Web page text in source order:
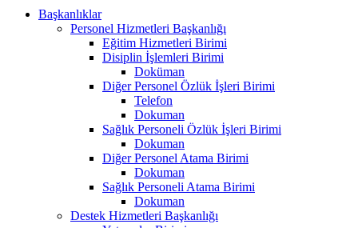
Başkanlıklar
Personel Hizmetleri Başkanlığı
Eğitim Hizmetleri Birimi
Disiplin İşlemleri Birimi
Doküman
Diğer Personel Özlük İşleri Birimi
Telefon
Dokuman
Sağlık Personeli Özlük İşleri Birimi
Dokuman
Diğer Personel Atama Birimi
Dokuman
Sağlık Personeli Atama Birimi
Dokuman
Destek Hizmetleri Başkanlığı